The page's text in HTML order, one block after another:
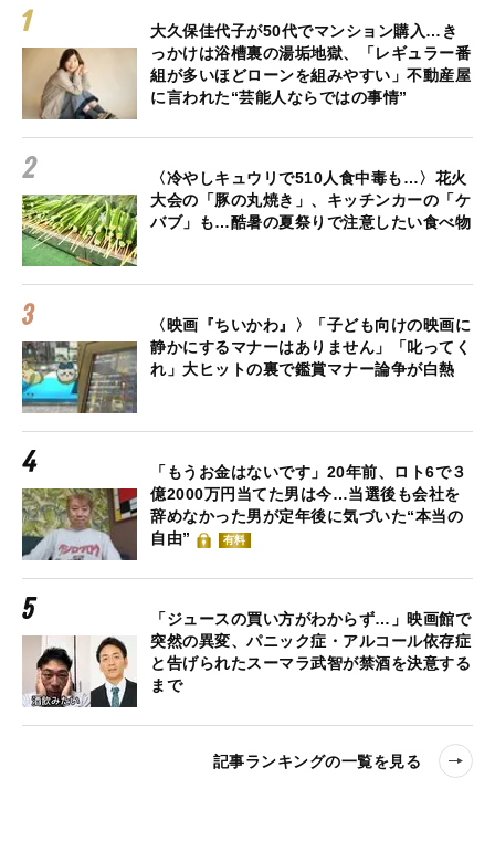
大久保佳代子が50代でマンション購入…き
っかけは浴槽裏の湯垢地獄、「レギュラー番
組が多いほどローンを組みやすい」不動産屋
に言われた“芸能人ならではの事情”
〈冷やしキュウリで510人食中毒も…〉花火
大会の「豚の丸焼き」、キッチンカーの「ケ
バブ」も…酷暑の夏祭りで注意したい食べ物
〈映画『ちいかわ』〉「子ども向けの映画に
静かにするマナーはありません」「叱ってく
れ」大ヒットの裏で鑑賞マナー論争が白熱
「もうお金はないです」20年前、ロト6で３
億2000万円当てた男は今…当選後も会社を
辞めなかった男が定年後に気づいた“本当の
自由”
有料
「ジュースの買い方がわからず…」映画館で
突然の異変、パニック症・アルコール依存症
と告げられたスーマラ武智が禁酒を決意する
まで
記事ランキングの一覧を見る